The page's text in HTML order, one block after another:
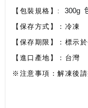
【包裝規格】: 300g
【保存方式】：冷凍
【保存期限】：標示
【進口產地】：台灣
※注意事項：解凍後